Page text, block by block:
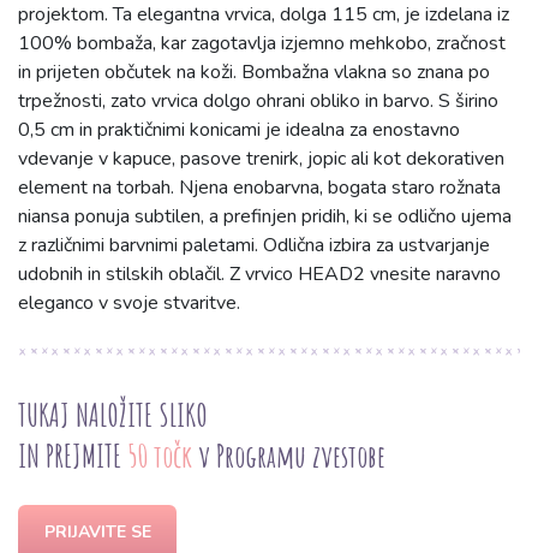
projektom. Ta elegantna vrvica, dolga 115 cm, je izdelana iz
100% bombaža, kar zagotavlja izjemno mehkobo, zračnost
in prijeten občutek na koži. Bombažna vlakna so znana po
trpežnosti, zato vrvica dolgo ohrani obliko in barvo. S širino
0,5 cm in praktičnimi konicami je idealna za enostavno
vdevanje v kapuce, pasove trenirk, jopic ali kot dekorativen
element na torbah. Njena enobarvna, bogata staro rožnata
niansa ponuja subtilen, a prefinjen pridih, ki se odlično ujema
z različnimi barvnimi paletami. Odlična izbira za ustvarjanje
udobnih in stilskih oblačil. Z vrvico HEAD2 vnesite naravno
eleganco v svoje stvaritve.
TUKAJ NALOŽITE SLIKO
IN PREJMITE 50 točk v Programu zvestobe
PRIJAVITE SE